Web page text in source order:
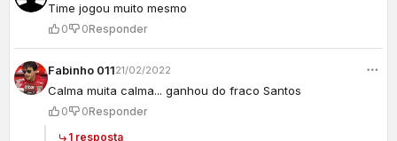
Time jogou muito mesmo
0 0Responder
Fabinho 01121/02/2022
Calma muita calma... ganhou do fraco Santos
0 0Responder
1 resposta